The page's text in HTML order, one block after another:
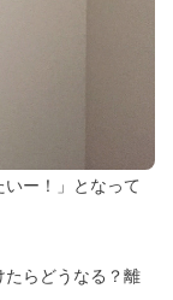
ー！」となって
らどうなる？離